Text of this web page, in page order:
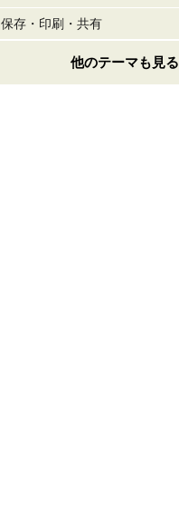
保存・印刷・共有
他のテーマも見る